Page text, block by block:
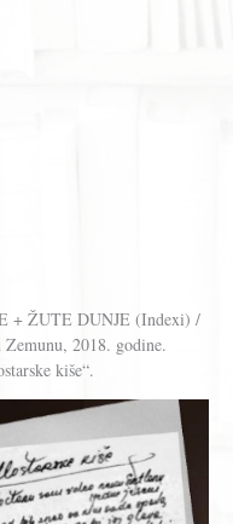
+ ŽUTE DUNJE (Indexi) /
2018. godine.
kiše“.